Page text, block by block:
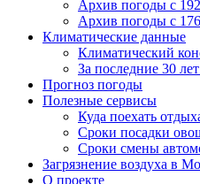
Архив погоды c
Архив погоды c
Климатические данные
Климатический
За последние 30
Прогноз погоды
Полезные сервисы
Куда поехать
Сроки посадки
Сроки смены
Загрязнение воздуха в
О проекте